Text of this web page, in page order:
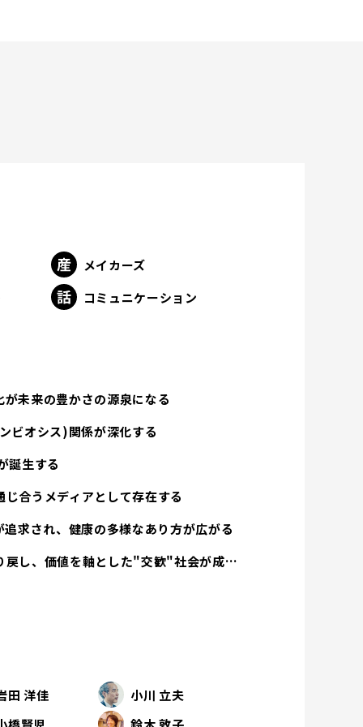
メイカーズ
コミュニケーション
未来の豊かさの源泉になる
ビオシス)関係が深化する
誕生する
合うメディアとして存在する
求され、健康の多様なあり方が広がる
経済活動は人間性を取り戻し、価値を軸とした"交歓"社会が成立する
田 洋佳
小川 立夫